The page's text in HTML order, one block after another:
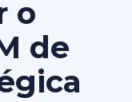
o
de